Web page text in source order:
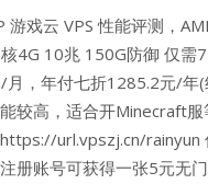
游戏云 VPS 性能评测，
4G 10兆 150G防御 仅需
月，年付七折1285.2元/年
较高，适合开Minecraft
url.vpszj.cn/rainyun
册账号可获得一张5元无